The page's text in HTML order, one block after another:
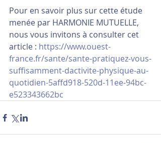
Pour en savoir plus sur cette étude
menée par HARMONIE MUTUELLE,
nous vous invitons à consulter cet
article : https://www.ouest-
france.fr/sante/sante-pratiquez-vous-
suffisamment-dactivite-physique-au-
quotidien-5affd918-520d-11ee-94bc-
e523343662bc